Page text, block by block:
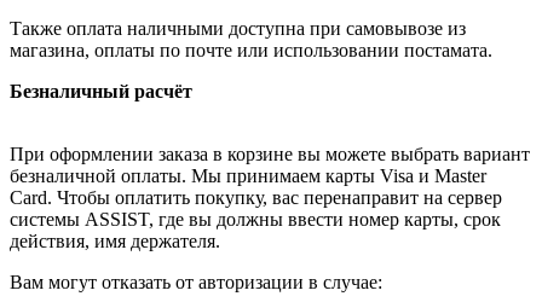
Также оплата наличными доступна при самовывозе из
магазина, оплаты по почте или использовании постамата.
Безналичный расчёт
При оформлении заказа в корзине вы можете выбрать вариант
безналичной оплаты. Мы принимаем карты Visa и Master
Card. Чтобы оплатить покупку, вас перенаправит на сервер
системы ASSIST, где вы должны ввести номер карты, срок
действия, имя держателя.
Вам могут отказать от авторизации в случае: